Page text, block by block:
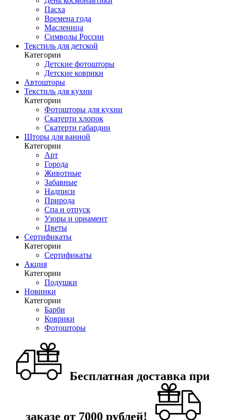
Пасха
Времена года
Масленица
Символы России
Текстиль для детской
Категории
Детские фотошторы
Детские коврики
Автошторы
Текстиль для кухни
Категории
Фотошторы для кухни
Скатерти хлопок
Скатерти габардин
Шторы для ванной
Категории
Арт
Города
Животные
Забавные
Надписи
Природа
Спа и отпуск
Узоры и орнамент
Цветы
Сертификаты
Категории
Сертификаты
Акция
Категории
Подушки
Новинки
Категории
Барби
Коврики
Фотошторы
Бесплатная доставка при
заказе от 7000 рублей!